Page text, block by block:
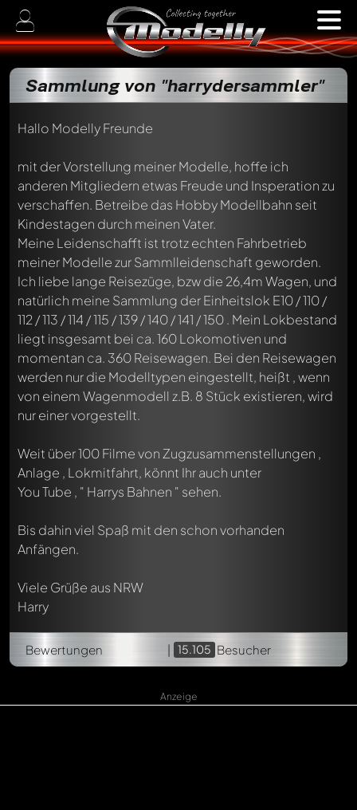
Sammlung von "harrydersammler"
Hallo Modelly Freunde
mit der Vorstellung meiner Modelle, hoffe ich
anderen Mitgliedern etwas Freude und Insperation zu
verschaffen. Betreibe das Hobby Modellbahn seit
Kindestagen durch meinen Vater.
Meine Leidenschafft ist trotz echten Fahrbetrieb
meiner Modelle zur Sammlleidenschaft geworden.
Ich liebe lange Reisezüge, bzw die 26,4m Wagen, und
natürlich meine Sammlung der Einheitslok E10 / 110 /
112 / 113 / 114 / 115 / 139 / 140 / 141 / 150 . Mein Lokbestand
liegt insgesamt bei ca. 160 Lokomotiven und
momentan ca. 360 Reisewagen. Bei den Reisewagen
werden nur die Modelltypen eingestellt, heißt , wenn
von einem Wagenmodell z.B. 8 Stück existieren, wird
nur einer vorgestellt.
Weit über 100 Filme von Zugzusammenstellungen ,
Anlage , Lokmitfahrt, könnt Ihr auch unter
You Tube , " Harrys Bahnen " sehen.
Bis dahin viel Spaß mit den schon vorhanden
Anfängen.
Viele Grüße aus NRW
Harry
Bewertungen | 15.105 Besucher
Anzeige